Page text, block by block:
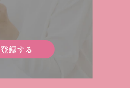
登録する